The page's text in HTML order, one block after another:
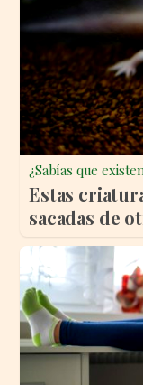
¿Sabías que
Estas
sacadas de